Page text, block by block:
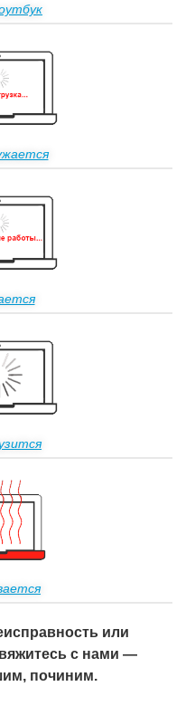
или
с нами —
починим.